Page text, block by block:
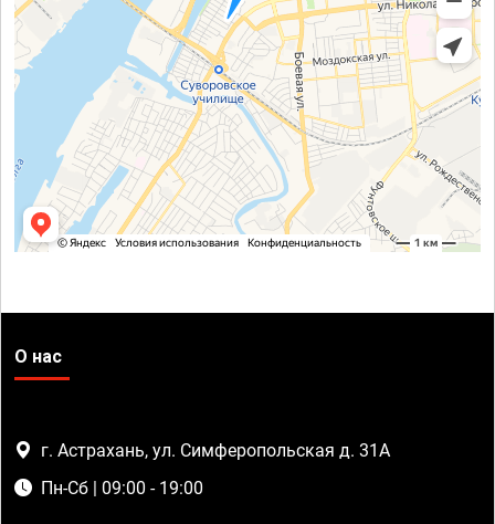
О нас
г. Астрахань, ул. Симферопольская д. 31А
Пн-Сб | 09:00 - 19:00